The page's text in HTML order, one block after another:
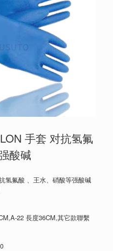
手套 对抗氢氟
酸碱
氢氟酸 、王水、硝酸等强酸碱
22 長度36CM,其它款聯繫